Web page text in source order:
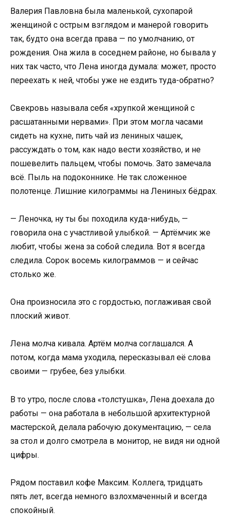
Валерия Павловна была маленькой, сухопарой
женщиной с острым взглядом и манерой говорить
так, будто она всегда права — по умолчанию, от
рождения. Она жила в соседнем районе, но бывала у
них так часто, что Лена иногда думала: может, просто
переехать к ней, чтобы уже не ездить туда-обратно?
Свекровь называла себя «хрупкой женщиной с
расшатанными нервами». При этом могла часами
сидеть на кухне, пить чай из лениных чашек,
рассуждать о том, как надо вести хозяйство, и не
пошевелить пальцем, чтобы помочь. Зато замечала
всё. Пыль на подоконнике. Не так сложенное
полотенце. Лишние килограммы на Лениных бёдрах.
— Леночка, ну ты бы походила куда-нибудь, —
говорила она с участливой улыбкой. — Артёмчик же
любит, чтобы жена за собой следила. Вот я всегда
следила. Сорок восемь килограммов — и сейчас
столько же.
Она произносила это с гордостью, поглаживая свой
плоский живот.
Лена молча кивала. Артём молча соглашался. А
потом, когда мама уходила, пересказывал её слова
своими — грубее, без улыбки.
В то утро, после слова «толстушка», Лена доехала до
работы — она работала в небольшой архитектурной
мастерской, делала рабочую документацию, — села
за стол и долго смотрела в монитор, не видя ни одной
цифры.
Рядом поставил кофе Максим. Коллега, тридцать
пять лет, всегда немного взлохмаченный и всегда
спокойный.